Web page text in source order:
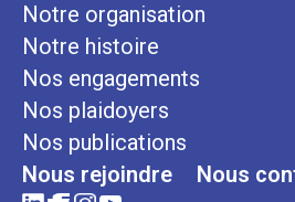
Notre organisation
Notre histoire
Nos engagements
Nos plaidoyers
Nos publications
Nous rejoindre Nous